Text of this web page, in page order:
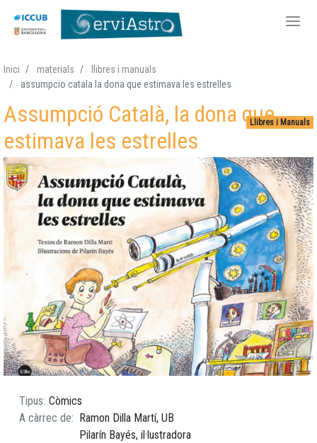
al
Inici materials
llibres i manuals
assumpcio catala la dona que estimava les estrelles
Llibres i Manuals
Assumpció Català, la dona que
estimava les estrelles
Tipus Còmics
A càrrec de
Ramon Dilla Martí, UB
Pilarín Bayés, il·lustradora